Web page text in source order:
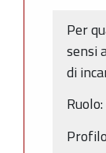
Per
sensi
di